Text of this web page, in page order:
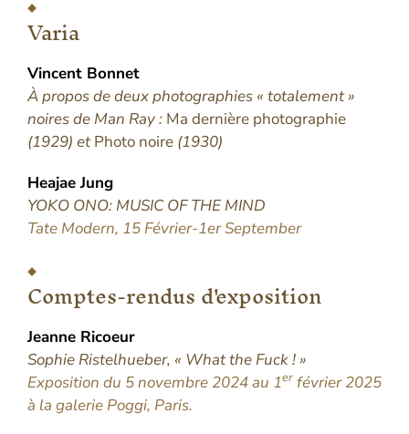
Varia
Vincent Bonnet
À propos de deux photographies « totalement »
noires de Man Ray : Ma dernière photographie
(1929) etPhoto noire (1930)
Heajae Jung
YOKO ONO: MUSIC OF THE MIND
Tate Modern, 15 Février-1er September
Comptes-rendus d'exposition
Jeanne Ricoeur
Sophie Ristelhueber, « What the Fuck ! »
Exposition du 5 novembre 2024 au 1er février 2025
à la galerie Poggi, Paris.